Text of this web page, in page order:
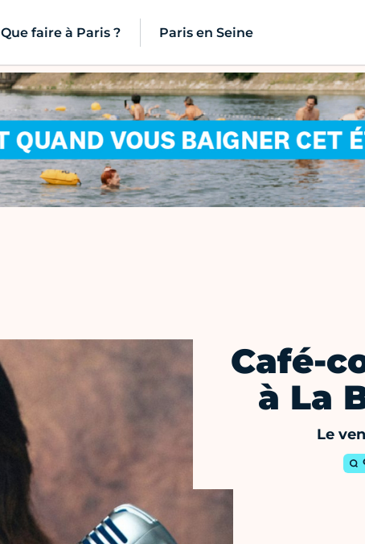
Que faire à Paris ? Paris en Seine
Café-
à La
Le